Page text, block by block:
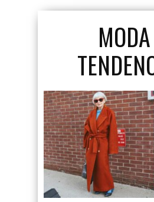
La Blusa
Todas
Tener